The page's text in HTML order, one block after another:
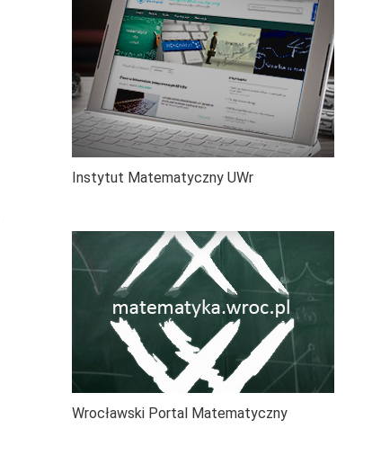
Instytut Matematyczny UWr
Wrocławski Portal Matematyczny